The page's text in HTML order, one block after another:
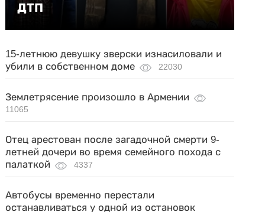
ДТП
15-летнюю девушку зверски изнасиловали и
убили в собственном доме
22030
Землетрясение произошло в Армении
11065
Отец арестован после загадочной смерти 9-
летней дочери во время семейного похода с
палаткой
4337
Автобусы временно перестали
останавливаться у одной из остановок